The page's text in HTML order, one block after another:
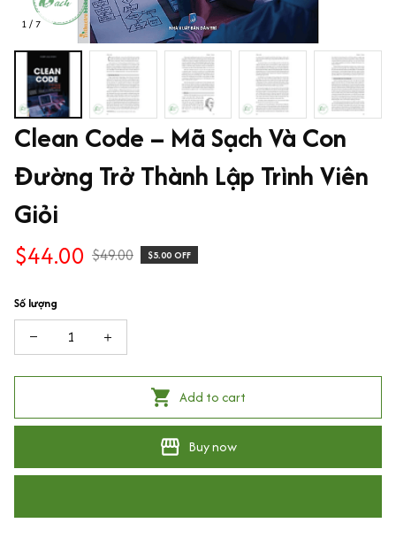
1 / 7
Clean Code – Mã Sạch Và Con
Đường Trở Thành Lập Trình Viên
Giỏi
$44.00 $49.00 $5.00 OFF
Số lượng
Add to cart
Buy now